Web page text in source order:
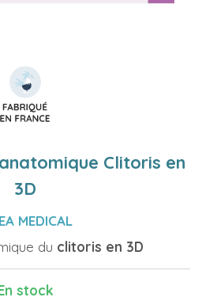
Clitoris en
3D
MEDICAL
du clitoris en 3D
stock